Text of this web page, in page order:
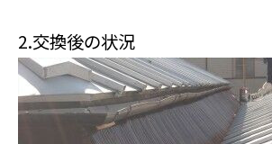
2.交換後の状況